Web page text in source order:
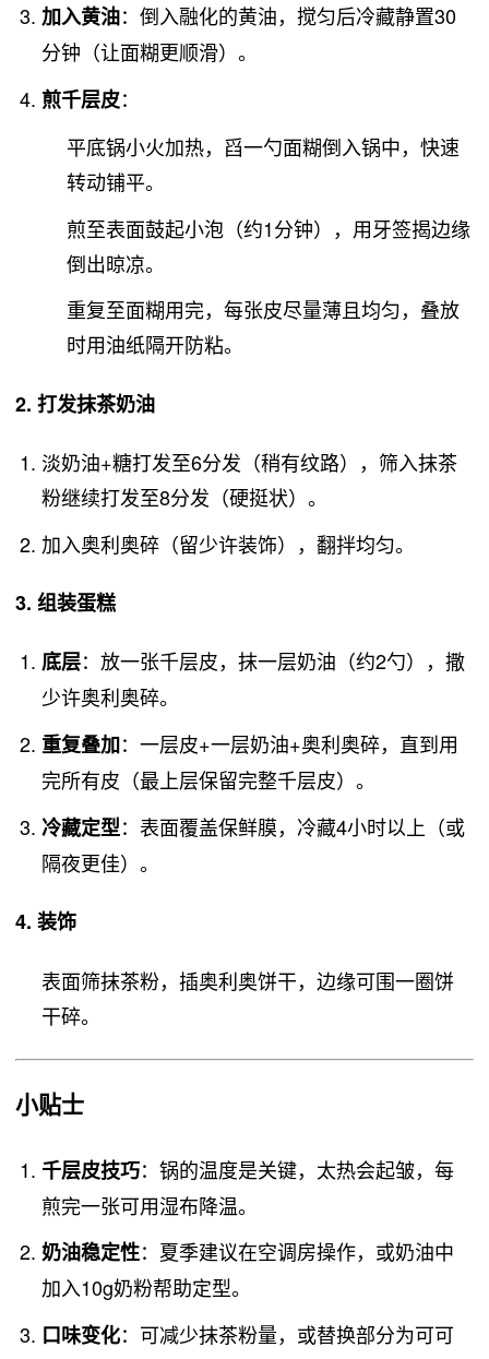
加入黄油：倒入融化的黄油，搅匀后冷藏静置30
分钟（让面糊更顺滑）。
煎千层皮：
平底锅小火加热，舀一勺面糊倒入锅中，快速
转动铺平。
煎至表面鼓起小泡（约1分钟），用牙签揭边缘
倒出晾凉。
重复至面糊用完，每张皮尽量薄且均匀，叠放
时用油纸隔开防粘。
2. 打发抹茶奶油
淡奶油+糖打发至6分发（稍有纹路），筛入抹茶
粉继续打发至8分发（硬挺状）。
加入奥利奥碎（留少许装饰），翻拌均匀。
3. 组装蛋糕
底层：放一张千层皮，抹一层奶油（约2勺），撒
少许奥利奥碎。
重复叠加：一层皮+一层奶油+奥利奥碎，直到用
完所有皮（最上层保留完整千层皮）。
冷藏定型：表面覆盖保鲜膜，冷藏4小时以上（或
隔夜更佳）。
4. 装饰
表面筛抹茶粉，插奥利奥饼干，边缘可围一圈饼
干碎。
小贴士
千层皮技巧：锅的温度是关键，太热会起皱，每
煎完一张可用湿布降温。
奶油稳定性：夏季建议在空调房操作，或奶油中
加入10g奶粉帮助定型。
口味变化：可减少抹茶粉量，或替换部分为可可